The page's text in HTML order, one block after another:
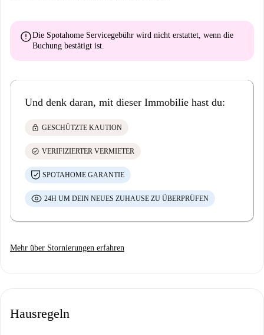
errorDie Spotahome Servicegebühr wird nicht erstattet, wenn die
Buchung bestätigt ist.
Und denk daran, mit dieser Immobilie hast du:
lock GESCHÜTZTE KAUTION
check_circle VERIFIZIERTER VERMIETER
SPOTAHOME GARANTIE
24H UM DEIN NEUES ZUHAUSE ZU ÜBERPRÜFEN
Mehr über Stornierungen erfahren
Hausregeln